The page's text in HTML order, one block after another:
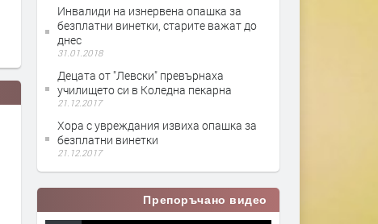
Инвалиди на изнервена опашка за
безплатни винетки, старите важат до
днес
31.01.2018
Децата от "Левски" превърнаха
училището си в Коледна пекарна
21.12.2017
Хора с увреждания извиха опашка за
безплатни винетки
21.12.2017
Препоръчано видео